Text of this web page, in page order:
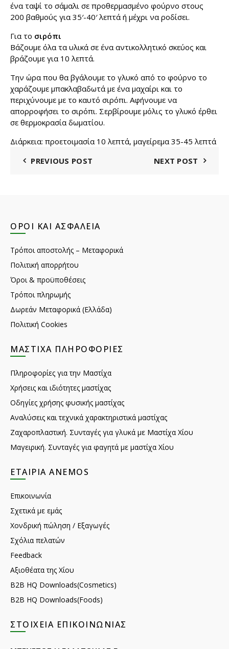
ένα ταψί το σάμαλι σε προθερμασμένο φούρνο στους
200 βαθμούς για 35′-40′ λεπτά ή μέχρι να ροδίσει.
Για το σιρόπι
Βάζουμε όλα τα υλικά σε ένα αντικολλητικό σκεύος και
βράζουμε για 10 λεπτά.
Την ώρα που θα βγάλουμε το γλυκό από το φούρνο το
χαράζουμε μπακλαβαδωτά με ένα μαχαίρι και το
περιχύνουμε με το καυτό σιρόπι. Αφήνουμε να
απορροφήσει το σιρόπι. Σερβίρουμε μόλις το γλυκό έρθει
σε θερμοκρασία δωματίου.
Διάρκεια: προετοιμασία 10 λεπτά, μαγείρεμα 35-45 λεπτά
PREVIOUS POST
NEXT POST
ΌΡΟΙ ΚΑΙ ΑΣΦΆΛΕΙΑ
Τρόποι αποστολής – Μεταφορικά
Πολιτική απορρήτου
Όροι & προϋποθέσεις
Τρόποι πληρωμής
Δωρεάν Μεταφορικά (Ελλάδα)
Πολιτική Cookies
ΜΑΣΤΊΧΑ ΠΛΗΡΟΦΟΡΊΕΣ
Πληροφορίες για την Μαστίχα
Χρήσεις και ιδιότητες μαστίχας
Οδηγίες χρήσης φυσικής μαστίχας
Αναλύσεις και τεχνικά χαρακτηριστικά μαστίχας
Ζαχαροπλαστική. Συνταγές για γλυκά με Μαστίχα Χίου
Μαγειρική. Συνταγές για φαγητά με μαστίχα Χίου
ΕΤΑΙΡΊΑ ANEMOS
Επικοινωνία
Σχετικά με εμάς
Χονδρική πώληση / Εξαγωγές
Σχόλια πελατών
Feedback
Αξιοθέατα της Χίου
B2B HQ Downloads(Cosmetics)
B2B HQ Downloads(Foods)
ΣΤΟΙΧΕΊΑ ΕΠΙΚΟΙΝΩΝΊΑΣ